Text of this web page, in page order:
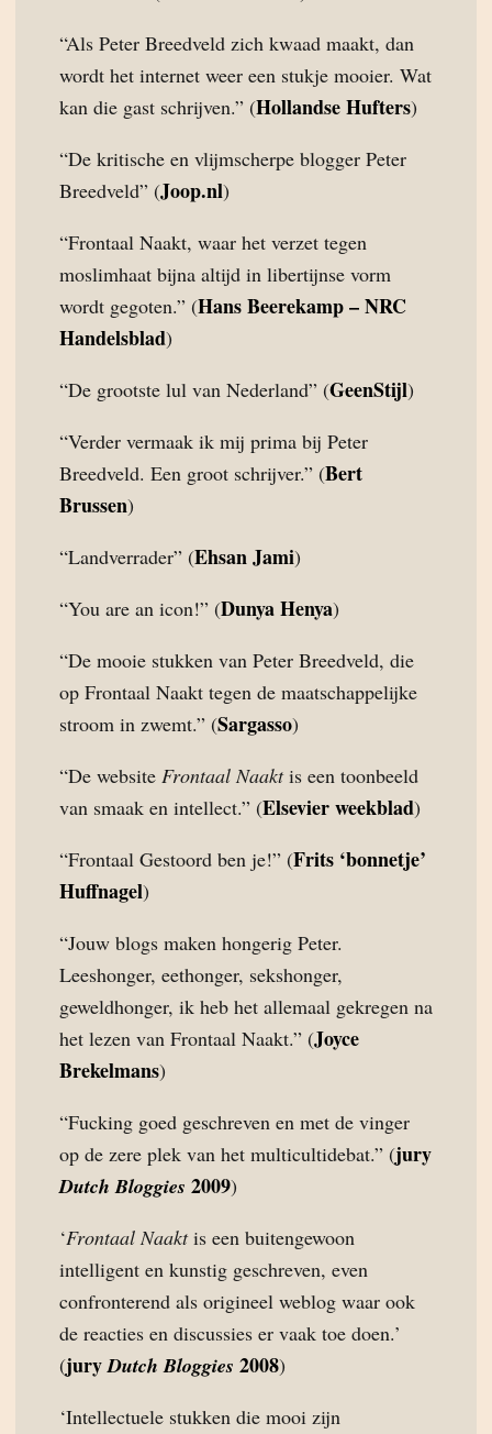
“Als Peter Breedveld zich kwaad maakt, dan
wordt het internet weer een stukje mooier. Wat
kan die gast schrijven.” (Hollandse Hufters)
“De kritische en vlijmscherpe blogger Peter
Breedveld” (Joop.nl)
“Frontaal Naakt, waar het verzet tegen
moslimhaat bijna altijd in libertijnse vorm
wordt gegoten.” (Hans Beerekamp – NRC
Handelsblad)
“De grootste lul van Nederland” (GeenStijl)
“Verder vermaak ik mij prima bij Peter
Breedveld. Een groot schrijver.” (Bert
Brussen)
“Landverrader” (Ehsan Jami)
“You are an icon!” (Dunya Henya)
“De mooie stukken van Peter Breedveld, die
op Frontaal Naakt tegen de maatschappelijke
stroom in zwemt.” (Sargasso)
“De website Frontaal Naaktis een toonbeeld
van smaak en intellect.” (Elsevier weekblad)
“Frontaal Gestoord ben je!” (Frits ‘bonnetje’
Huffnagel)
“Jouw blogs maken hongerig Peter.
Leeshonger, eethonger, sekshonger,
geweldhonger, ik heb het allemaal gekregen na
het lezen van Frontaal Naakt.” (Joyce
Brekelmans)
“Fucking goed geschreven en met de vinger
op de zere plek van het multicultidebat.” (jury
Dutch Bloggies 2009)
‘Frontaal Naaktis een buitengewoon
intelligent en kunstig geschreven, even
confronterend als origineel weblog waar ook
de reacties en discussies er vaak toe doen.’
(juryDutch Bloggies 2008)
‘Intellectuele stukken die mooi zijn